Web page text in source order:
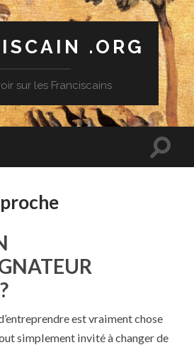
.ORG
sur les Franciscains
est vraiment chose
simplement invité à changer de